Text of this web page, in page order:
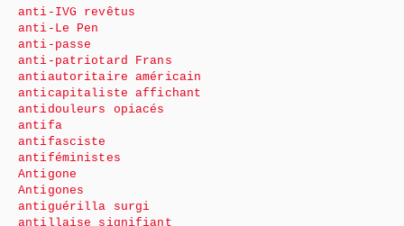
anti-IVG revêtus
anti-Le Pen
anti-passe
anti-patriotard Frans
antiautoritaire américain
anticapitaliste affichant
antidouleurs opiacés
antifa
antifasciste
antiféministes
Antigone
Antigones
antiguérilla surgi
antillaise signifiant